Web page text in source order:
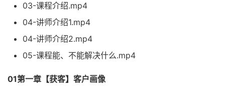
03-课程介绍.mp4
04-讲师介绍1.mp4
04-讲师介绍2.mp4
05-课程能、不能解决什么.mp4
01第一章【获客】客户画像